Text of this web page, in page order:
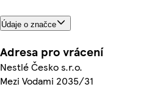
Údaje o značce
Adresa pro vrácení
Nestlé Česko s.r.o.
Mezi Vodami 2035/31